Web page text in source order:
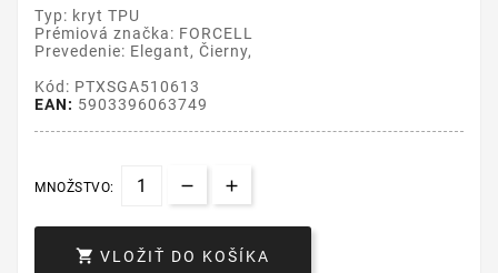
Typ: kryt TPU
Prémiová značka: FORCELL
Prevedenie: Elegant, Čierny,
Kód: PTXSGA510613
EAN: 5903396063749
MNOŽSTVO:
 VLOŽIŤ DO KOŠÍKA